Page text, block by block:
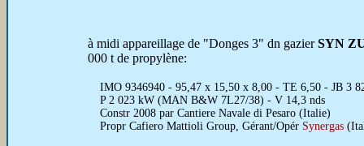
à midi appareillage de "Donges 3" dn gazierSYN
000 t de propylène:
IMO 9346940 - 95,47 x 15,50 x 8,00 - TE 6,50 - JB 3
P 2 023 kW (MAN B&W 7L27/38) - V 14,3 nds
Constr 2008 par Cantiere Navale di Pesaro (Italie)
Propr Cafiero Mattioli Group, Gérant/OpérSynergas